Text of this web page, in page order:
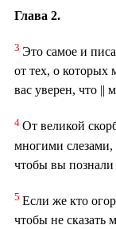
Глава 2.
3 Это самое и
от тех, о которых
вас уверен, что ||
4 От великой
многими слезами,
чтобы вы
5 Если же кто
чтобы не сказать